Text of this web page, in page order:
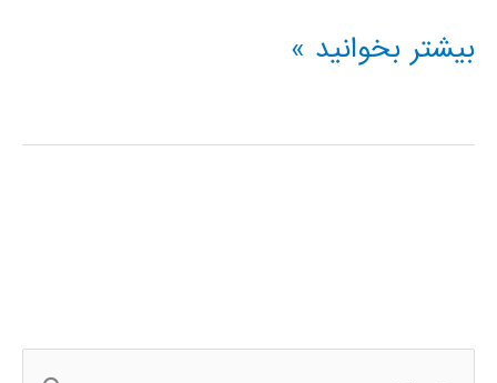
فیلم
فارسی
بیشتر بخوانید »